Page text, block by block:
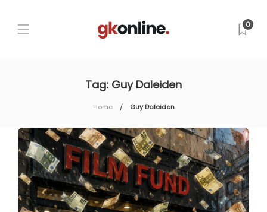
0
Tag: Guy Daleiden
Home Guy Daleiden